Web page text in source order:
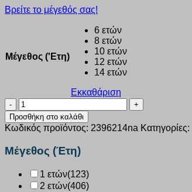
Βρείτε το μέγεθός σας!
Μέγεθος ('Ετη)
6 ετών
8 ετών
10 ετών
12 ετών
14 ετών
Εκκαθάριση
Μπουφάν
αγόρι
αμάνικο
joyce
navy
2396214
Προσθήκη στο καλάθι
Κωδικός προϊόντος: 2396214na Κατηγορίες:
Μέγεθος (Έτη)
1 ετών(123)
2 ετών(406)